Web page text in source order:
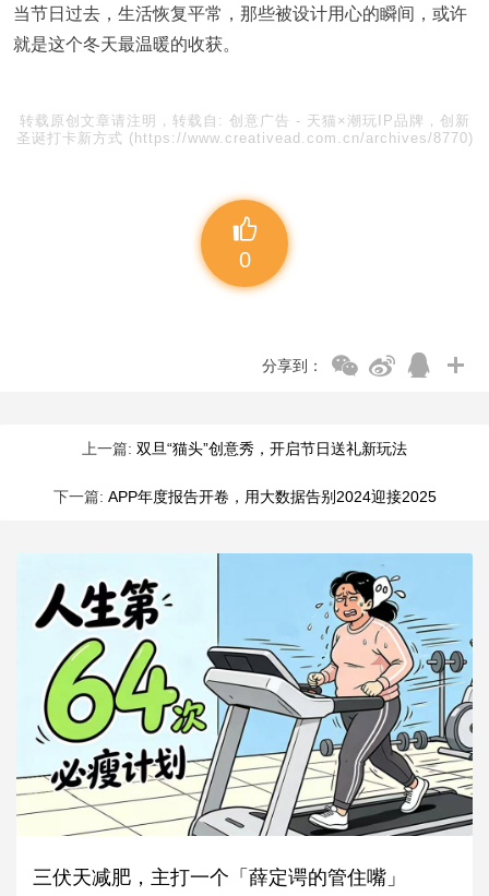
当节日过去，生活恢复平常，那些被设计用心的瞬间，或许
就是这个冬天最温暖的收获。
转载原创文章请注明，转载自: 创意广告 - 天猫×潮玩IP品牌，创新
圣诞打卡新方式 (https://www.creativead.com.cn/archives/8770)
0
分享到：
上一篇: 双旦“猫头”创意秀，开启节日送礼新玩法
下一篇: APP年度报告开卷，用大数据告别2024迎接2025
三伏天减肥，主打一个「薛定谔的管住嘴」